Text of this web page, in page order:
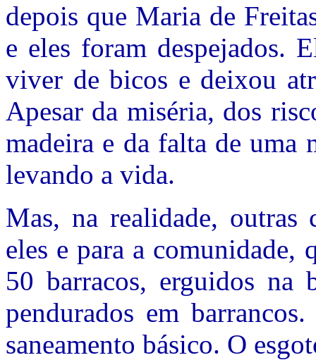
depois que Maria de
e eles foram despejados.
viver de bicos e deixou
Apesar da miséria, dos
madeira e da falta de uma
levando a vida.
Mas, na realidade, outras
eles e para a comunidade,
50 barracos, erguidos
pendurados em
saneamento básico. O